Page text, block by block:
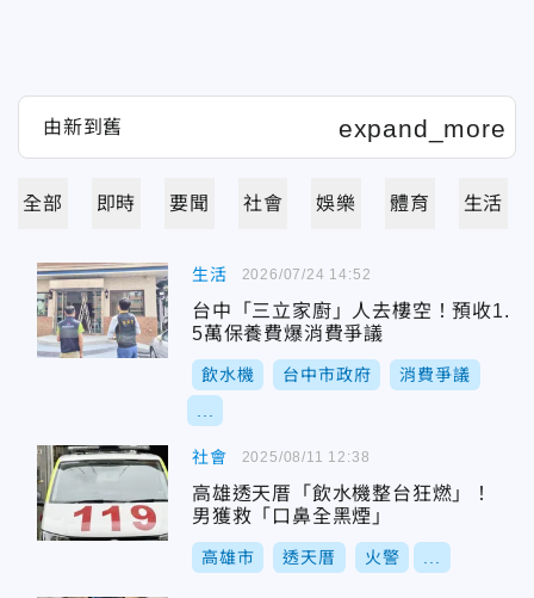
全部 即時 要聞 社會 娛樂 體育 生活
生活
台中「三立家廚」人去樓空！預收1.
5萬保養費爆消費爭議
飲水機 台中市政府 消費爭議
2026/07/24 14:52
社會
高雄透天厝「飲水機整台狂燃」！
男獲救「口鼻全黑煙」
高雄市 透天厝 火警
2025/08/11 12:38